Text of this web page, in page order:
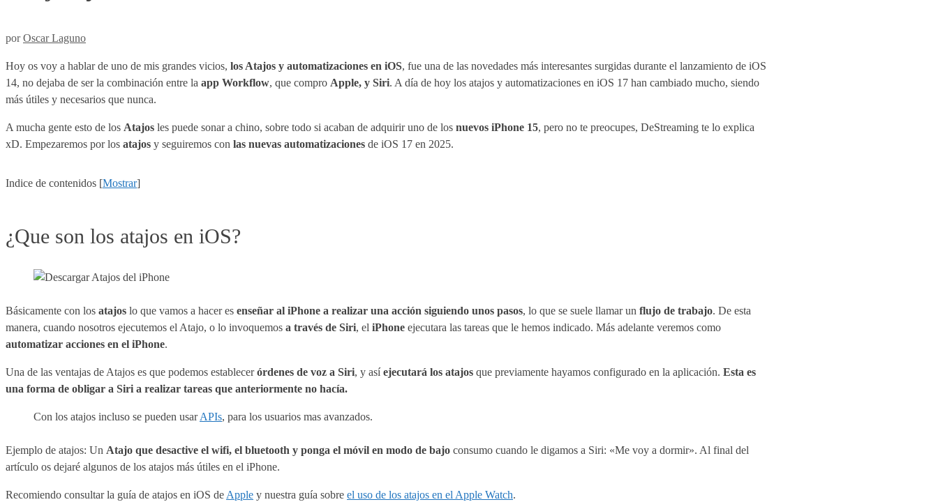
porOscar Laguno
Hoy os voy a hablar de uno de mis grandes vicios, los Atajos y automatizaciones en iOS, fue una de las novedades más interesantes surgidas durante el lanzamiento de iOS
14, no dejaba de ser la combinación entre la app Workflow, que compro Apple, y Siri. A día de hoy los atajos y automatizaciones en iOS 17 han cambiado mucho, siendo
más útiles y necesarios que nunca.
A mucha gente esto de los Atajos les puede sonar a chino, sobre todo si acaban de adquirir uno de los nuevos iPhone 15, pero no te preocupes, DeStreaming te lo explica
xD. Empezaremos por los atajos y seguiremos con las nuevas automatizaciones de iOS 17 en 2025.
Indice de contenidos [Mostrar]
¿Que son los atajos en iOS?
Básicamente con los atajos lo que vamos a hacer es enseñar al iPhone a realizar una acción siguiendo unos pasos, lo que se suele llamar un flujo de trabajo. De esta
manera, cuando nosotros ejecutemos el Atajo, o lo invoquemos a través de Siri, el iPhone ejecutara las tareas que le hemos indicado. Más adelante veremos como
automatizar acciones en el iPhone.
Una de las ventajas de Atajos es que podemos establecerórdenes de voz a Siri, y asíejecutará los atajos que previamente hayamos configurado en la aplicación. Esta es
una forma de obligar a Siri a realizar tareas que anteriormente no hacía.
Con los atajos incluso se pueden usarAPIs, para los usuarios mas avanzados.
Ejemplo de atajos: Un Atajo que desactive el wifi, el bluetooth y ponga el móvil en modo de bajo consumo cuando le digamos a Siri: «Me voy a dormir». Al final del
artículo os dejaré algunos de los atajos más útiles en el iPhone.
Recomiendo consultar la guía de atajos en iOS de Apple y nuestra guía sobre el uso de los atajos en el Apple Watch.